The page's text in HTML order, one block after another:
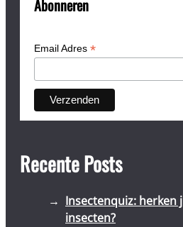
Abonneren
Email Adres *
Recente Posts
Insectenquiz: herken
insecten?